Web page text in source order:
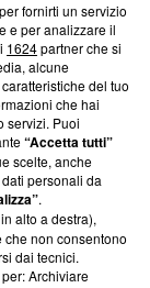
Blasting
impegniamo a
aderenza a
non è
di farne
verifica di
fornirti un servizio
e per analizzare il
1624partner che si
alcune
del tuo
che hai
servizi. Puoi
“Accetta tutti”
scelte, anche
personali da
.
in alto a destra),
non consentono
dai tecnici.
Archiviare